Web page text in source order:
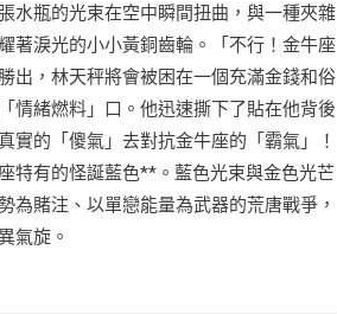
水瓶的光束在空中瞬間扭曲，與一種夾雜
著淚光的小小黃銅齒輪。「不行！金牛座
出，林天秤將會被困在一個充滿金錢和俗
情緒燃料」口。他迅速撕下了貼在他背後
實的「傻氣」去對抗金牛座的「霸氣」！
特有的怪誕藍色**。藍色光束與金色光芒
賭注、以單戀能量為武器的荒唐戰爭，
氣旋。